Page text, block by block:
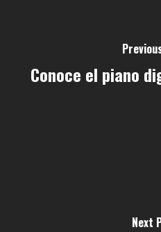
Conoce el piano
Next